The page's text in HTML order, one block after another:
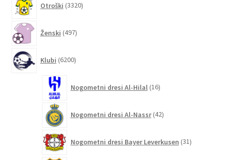
Otroški 3320izdelkov
Ženski 497izdelkov
Klubi 6200izdelkov
Nogometni dresi Al-Hilal 16izdelkov
Nogometni dresi Al-Nassr 42izdelkov
Nogometni dresi Bayer Leverkusen 31izdelkov